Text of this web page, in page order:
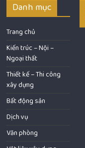
Danh mục
Trang chủ
Kiến trúc – Nội –
Ngoại thất
Thiết kế – Thi công
xây dựng
Bất động sản
Dịch vụ
Văn phòng